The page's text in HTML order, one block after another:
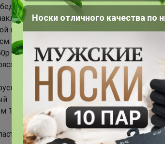
и свободные в колене и по низу. По
карманы. По талии брюки на
и кулисой. Низ брюк на резинке.
- 43см, в 56р- 43см.
в 50р - 100см, в 56р - 101см.
170см)
Носки отличного качества по